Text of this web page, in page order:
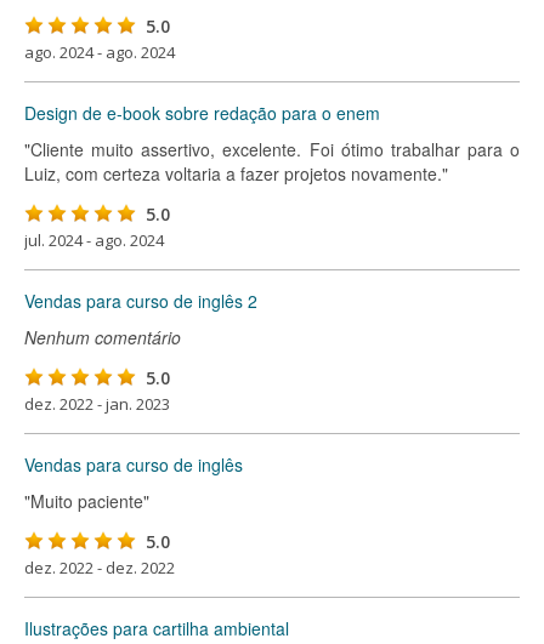
5.0
ago. 2024 - ago. 2024
Design de e-book sobre redação para o enem
"Cliente muito assertivo, excelente. Foi ótimo trabalhar para o
Luiz, com certeza voltaria a fazer projetos novamente."
5.0
jul. 2024 - ago. 2024
Vendas para curso de inglês 2
Nenhum comentário
5.0
dez. 2022 - jan. 2023
Vendas para curso de inglês
"Muito paciente"
5.0
dez. 2022 - dez. 2022
Ilustrações para cartilha ambiental